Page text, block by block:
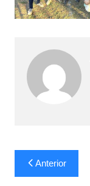
Navegación
de
Anterior